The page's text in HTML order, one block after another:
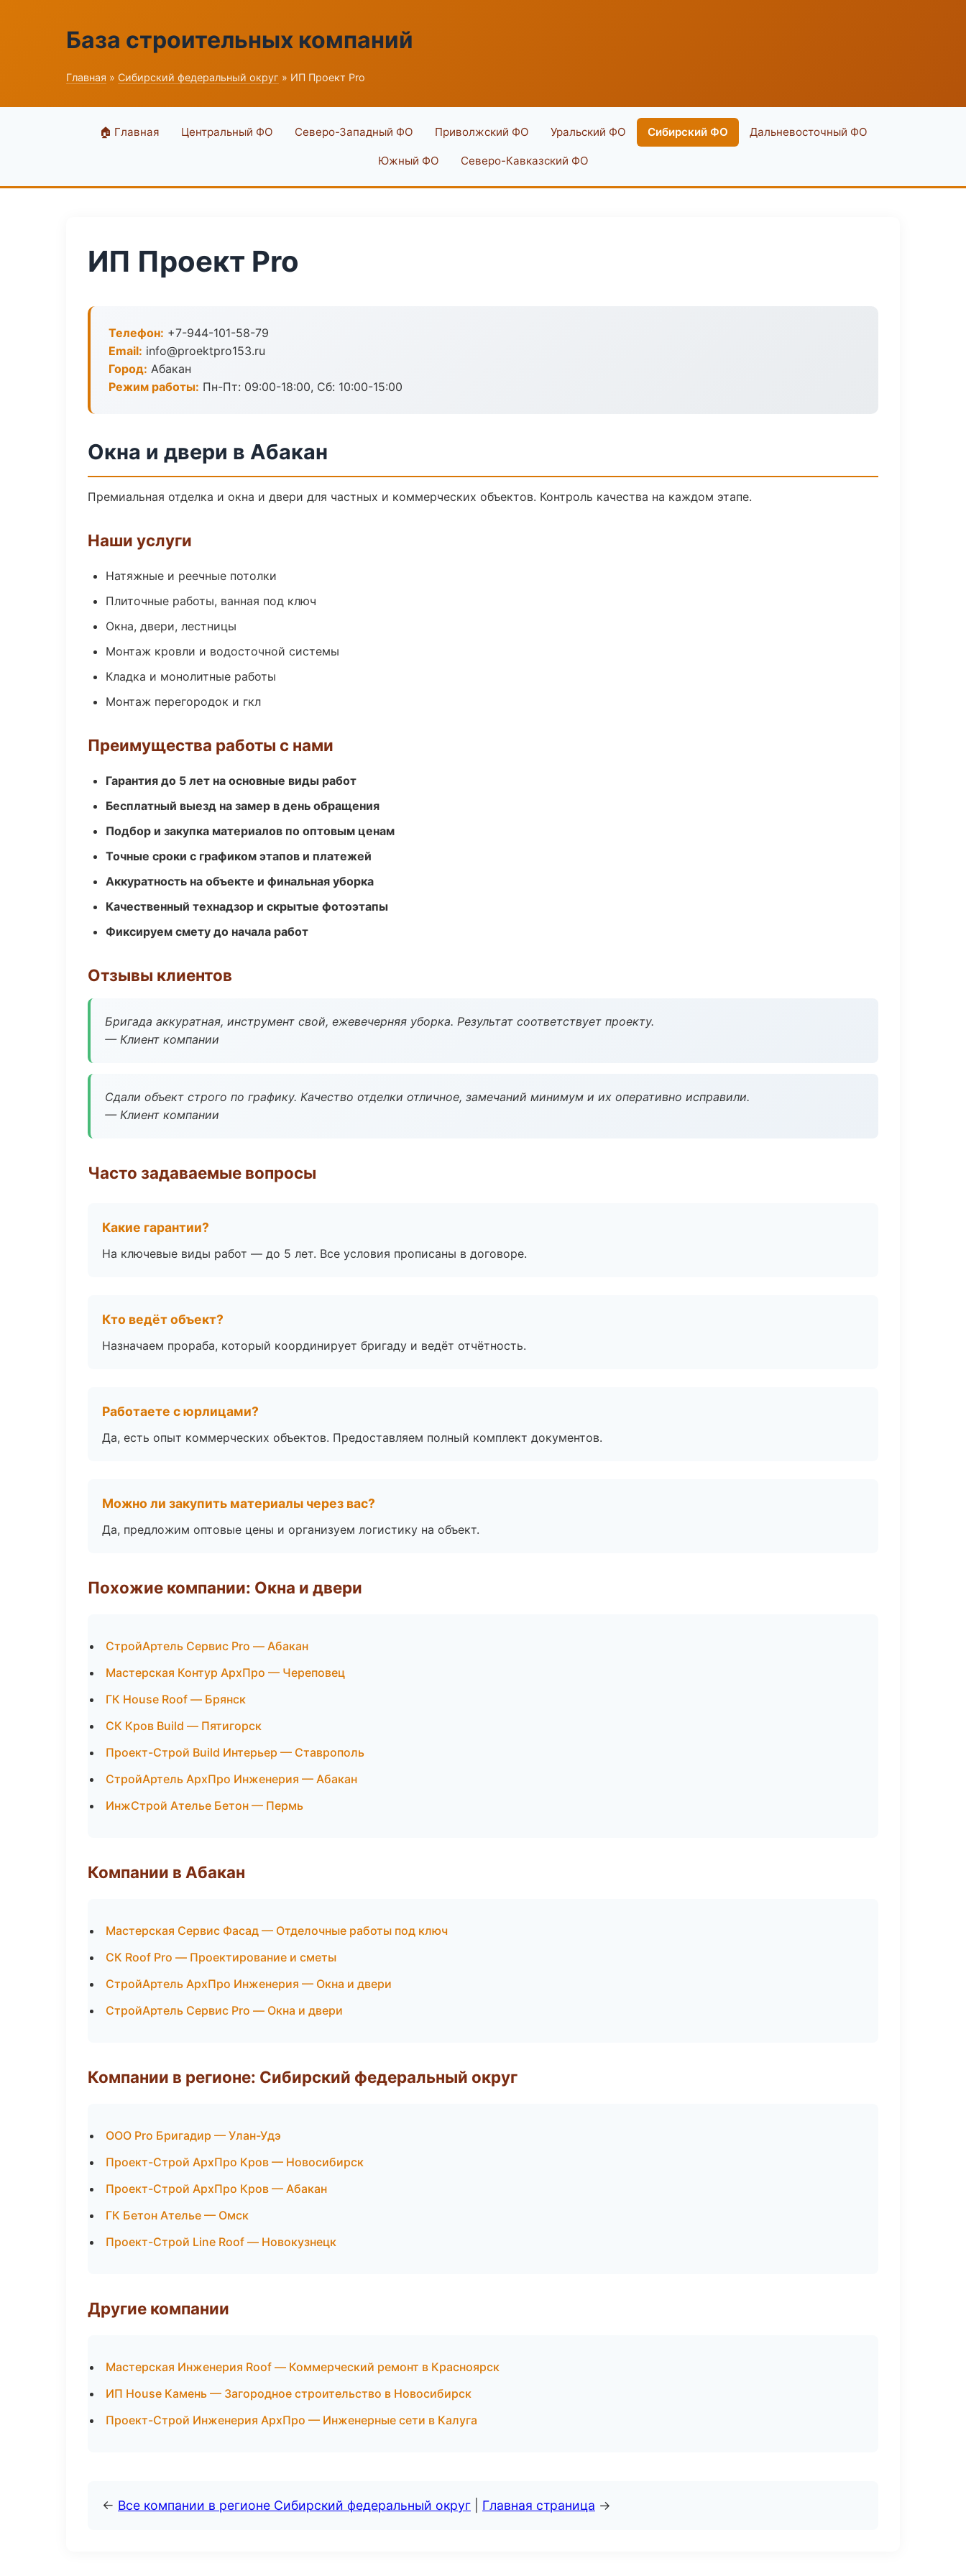
База строительных компаний
Главная » Сибирский федеральный округ » ИП Проект Pro
🏠 Главная Центральный ФО Северо-Западный ФО Приволжский ФО Уральский ФО Сибирский ФО Дальневосточный ФО
Южный ФО Северо-Кавказский ФО
ИП Проект Pro
Телефон: +7-944-101-58-79
Email: info@proektpro153.ru
Город: Абакан
Режим работы: Пн-Пт: 09:00-18:00, Сб: 10:00-15:00
Окна и двери в Абакан
Премиальная отделка и окна и двери для частных и коммерческих объектов. Контроль качества на каждом этапе.
Наши услуги
Натяжные и реечные потолки
Плиточные работы, ванная под ключ
Окна, двери, лестницы
Монтаж кровли и водосточной системы
Кладка и монолитные работы
Монтаж перегородок и гкл
Преимущества работы с нами
Гарантия до 5 лет на основные виды работ
Бесплатный выезд на замер в день обращения
Подбор и закупка материалов по оптовым ценам
Точные сроки с графиком этапов и платежей
Аккуратность на объекте и финальная уборка
Качественный технадзор и скрытые фотоэтапы
Фиксируем смету до начала работ
Отзывы клиентов
Бригада аккуратная, инструмент свой, ежевечерняя уборка. Результат соответствует проекту.
— Клиент компании
Сдали объект строго по графику. Качество отделки отличное, замечаний минимум и их оперативно исправили.
— Клиент компании
Часто задаваемые вопросы
Какие гарантии?
На ключевые виды работ — до 5 лет. Все условия прописаны в договоре.
Кто ведёт объект?
Назначаем прораба, который координирует бригаду и ведёт отчётность.
Работаете с юрлицами?
Да, есть опыт коммерческих объектов. Предоставляем полный комплект документов.
Можно ли закупить материалы через вас?
Да, предложим оптовые цены и организуем логистику на объект.
Похожие компании: Окна и двери
СтройАртель Сервис Pro — Абакан
Мастерская Контур АрхПро — Череповец
ГК House Roof — Брянск
СК Кров Build — Пятигорск
Проект-Строй Build Интерьер — Ставрополь
СтройАртель АрхПро Инженерия — Абакан
ИнжСтрой Ателье Бетон — Пермь
Компании в Абакан
Мастерская Сервис Фасад — Отделочные работы под ключ
СК Roof Pro — Проектирование и сметы
СтройАртель АрхПро Инженерия — Окна и двери
СтройАртель Сервис Pro — Окна и двери
Компании в регионе: Сибирский федеральный округ
ООО Pro Бригадир — Улан-Удэ
Проект-Строй АрхПро Кров — Новосибирск
Проект-Строй АрхПро Кров — Абакан
ГК Бетон Ателье — Омск
Проект-Строй Line Roof — Новокузнецк
Другие компании
Мастерская Инженерия Roof — Коммерческий ремонт в Красноярск
ИП House Камень — Загородное строительство в Новосибирск
Проект-Строй Инженерия АрхПро — Инженерные сети в Калуга
← Все компании в регионе Сибирский федеральный округ Главная страница →